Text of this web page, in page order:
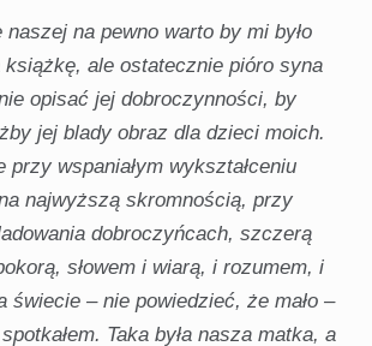
naszej na pewno warto by mi było
książkę, ale ostatecznie pióro syna
opisać jej dobroczynności, by
jej blady obraz dla dzieci moich.
przy wspaniałym wykształceniu
najwyższą skromnością, przy
dobroczyńcach, szczerą
słowem i wiarą, i rozumem, i
świecie – nie powiedzieć, że mało –
Taka była nasza matka, a